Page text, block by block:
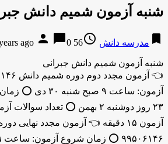
شنبه آزمون شمیم دانش
bookmark مدرسه دانش access_time
56 years ago
person chat_bubble0
شنبه آزمون شمیم دانش جبرانی
آزمون: ساعت ۹ صبح
۲۳ روز دوشنبه ۲ بهمن ⭕️ تعداد
آزمون ۱۵ دقیقه 👈 آزمون مجدد نهایی
۹۹۵۰۶۱۴۶ ⭕️ زمان شروع آزمون: ساعت ۹ صبح سه […]